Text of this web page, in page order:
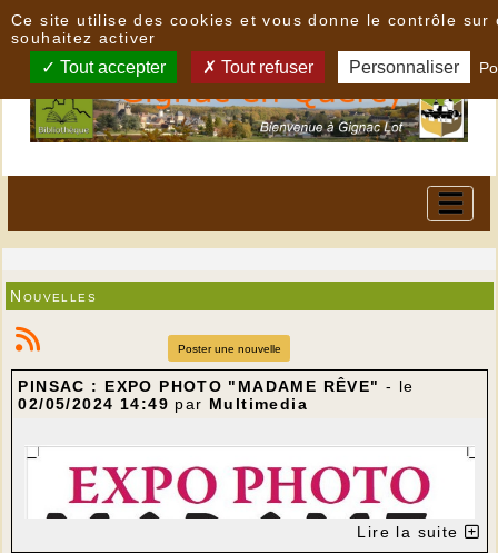
Nouvelles
Poster une nouvelle
PINSAC : EXPO PHOTO "MADAME RÊVE" - le
02/05/2024 14:49 par Multimedia
Lire la suite
Ce site utilise des cookies et vous donne le contrôle sur
souhaitez activer
Tout accepter Tout refuser Personnaliser